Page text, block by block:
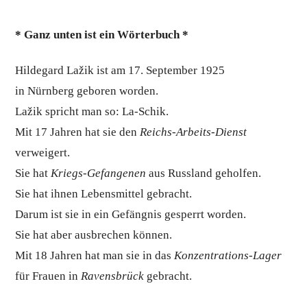
* Ganz unten ist ein Wörterbuch *
Hildegard Lažik ist am 17. September 1925
in Nürnberg geboren worden.
Lažik spricht man so: La-Schik.
Mit 17 Jahren hat sie den Reichs-Arbeits-Dienst
verweigert.
Sie hat Kriegs-Gefangenen aus Russland geholfen.
Sie hat ihnen Lebensmittel gebracht.
Darum ist sie in ein Gefängnis gesperrt worden.
Sie hat aber ausbrechen können.
Mit 18 Jahren hat man sie in das Konzentrations-Lager
für Frauen in Ravensbrück gebracht.